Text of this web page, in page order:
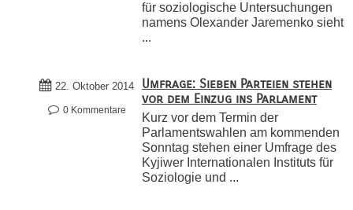
für soziologische Untersuchungen
namens Olexander Jaremenko sieht
...
22. Oktober 2014
0 Kommentare
Umfrage: Sieben Parteien stehen
vor dem Einzug ins Parlament
Kurz vor dem Termin der
Parlamentswahlen am kommenden
Sonntag stehen einer Umfrage des
Kyjiwer Internationalen Instituts für
Soziologie und ...